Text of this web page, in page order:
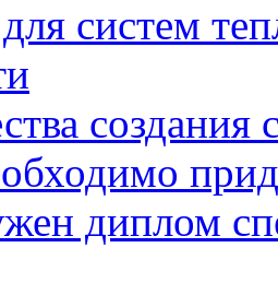
систем
создания
диплом